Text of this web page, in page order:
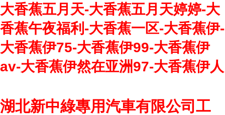
大香蕉五月天-大香蕉五月天婷婷-大
香蕉午夜福利-大香蕉一区-大香蕉伊-
大香蕉伊75-大香蕉伊99-大香蕉伊
av-大香蕉伊然在亚洲97-大香蕉伊人
湖北新中綠專用汽車有限公司工